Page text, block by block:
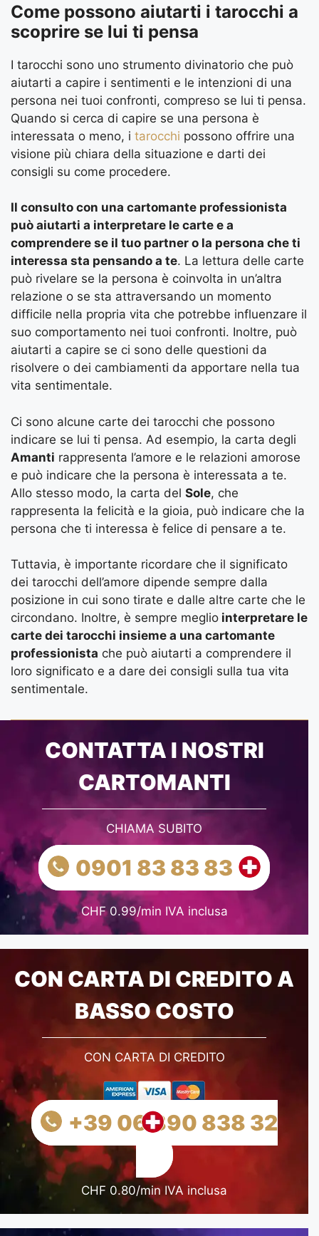
Come possono aiutarti i tarocchi a
scoprire se lui ti pensa
I tarocchi sono uno strumento divinatorio che può
aiutarti a capire i sentimenti e le intenzioni di una
persona nei tuoi confronti, compreso se lui ti pensa.
Quando si cerca di capire se una persona è
interessata o meno, i tarocchi possono offrire una
visione più chiara della situazione e darti dei
consigli su come procedere.
Il consulto con una cartomante professionista
può aiutarti a interpretare le carte e a
comprendere se il tuo partner o la persona che ti
interessa sta pensando a te. La lettura delle carte
può rivelare se la persona è coinvolta in un’altra
relazione o se sta attraversando un momento
difficile nella propria vita che potrebbe influenzare il
suo comportamento nei tuoi confronti. Inoltre, può
aiutarti a capire se ci sono delle questioni da
risolvere o dei cambiamenti da apportare nella tua
vita sentimentale.
Ci sono alcune carte dei tarocchi che possono
indicare se lui ti pensa. Ad esempio, la carta degli
Amanti rappresenta l’amore e le relazioni amorose
e può indicare che la persona è interessata a te.
Allo stesso modo, la carta del Sole, che
rappresenta la felicità e la gioia, può indicare che la
persona che ti interessa è felice di pensare a te.
Tuttavia, è importante ricordare che il significato
dei tarocchi dell’amore dipende sempre dalla
posizione in cui sono tirate e dalle altre carte che le
circondano. Inoltre, è sempre meglio interpretare le
carte dei tarocchi insieme a una cartomante
professionista che può aiutarti a comprendere il
loro significato e a dare dei consigli sulla tua vita
sentimentale.
CONTATTA I NOSTRI
CARTOMANTI
CHIAMA SUBITO
0901 83 83 83
CHF 0.99/min IVA inclusa
CON CARTA DI CREDITO A
BASSO COSTO
CON CARTA DI CREDITO
+39 06 890 838 32
CHF 0.80/min IVA inclusa